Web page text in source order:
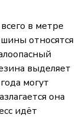
в метре
относятся
выделяет
могут
она
идёт